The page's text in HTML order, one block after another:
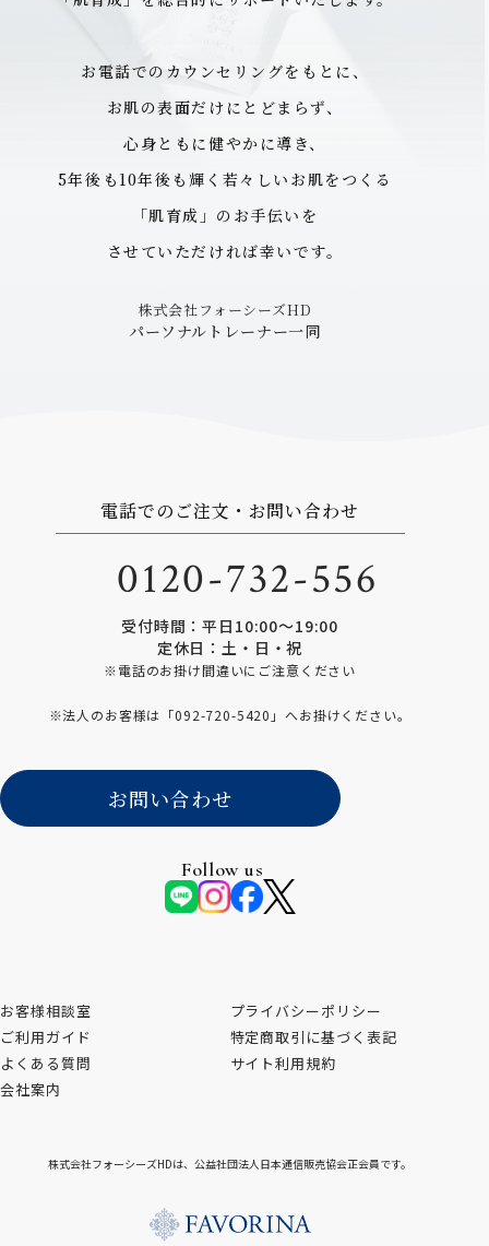
お電話でのカウンセリングをもとに、
お肌の表面だけにとどまらず、
心身ともに健やかに導き、
5年後も10年後も輝く若々しいお肌をつくる
「肌育成」のお手伝いを
させていただければ幸いです。
株式会社フォーシーズHD
パーソナルトレーナー一同
電話でのご注文・お問い合わせ
0120-732-556
受付時間：平日10:00〜19:00
定休日：土・日・祝
※電話のお掛け間違いにご注意ください
※法人のお客様は「092-720-5420 」へお掛けください。
Follow us
お問い合わせ
お客様相談室
ご利用ガイド
よくある質問
会社案内
プライバシーポリシー
特定商取引に基づく表記
サイト利用規約
株式会社フォーシーズHDは、公益社団法人日本通信販売協会正会員です。